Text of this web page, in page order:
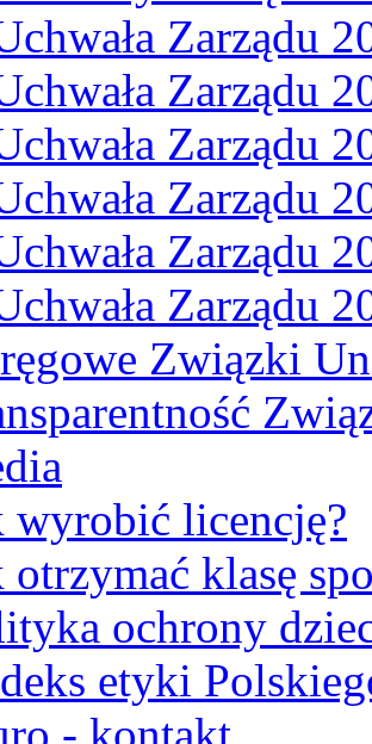
Zarządu
Zarządu
Zarządu
Zarządu
Zarządu
Zarządu
Związki
wyrobić licencję?
otrzymać klasę
ochrony
etyki
- kontakt